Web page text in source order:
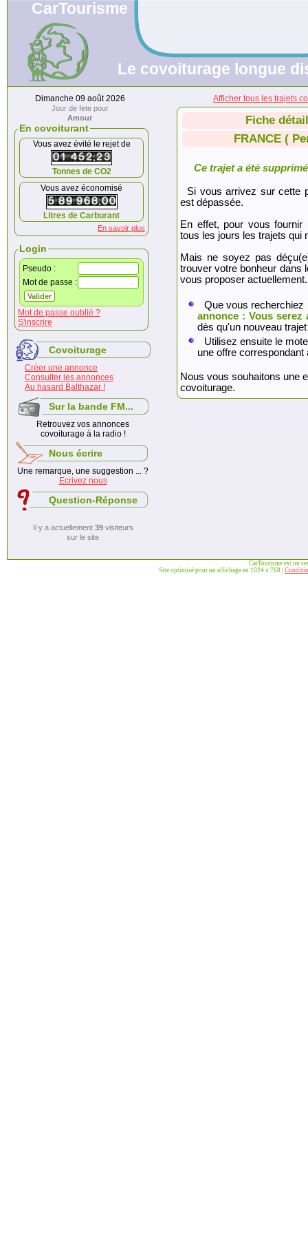
CarTourisme
Le covoiturage longue
Dimanche 09 août 2026
Jour de fete pour
Amour
En covoiturant
Vous avez évité le rejet de
Tonnes de CO2
Vous avez économisé
Litres de Carburant
En savoir plus
Login
Pseudo :
Mot de passe :
Mot de passe oublié ?
S'inscrire
Covoiturage
Créer une annonce
Consulter les annonces
Au hasard Balthazar !
Sur la bande FM...
Retrouvez vos annonces
covoiturage à la radio !
Nous écrire
Une remarque, une suggestion ... ?
Ecrivez nous
Question-Réponse
Il y a actuellement 39visiteurs
sur le site
Afficher tous les trajets
Fiche
FRANCE (
Ce trajet a été
Si vous arrivez sur cette
est dépassée.
En effet, pour vous fournir
tous les jours les trajets qui
Mais ne soyez pas
trouver votre bonheur dans
vous proposer actuellement.
Que vous
annonce : Vous serez
dès qu'un nouveau
Utilisez ensuite le
une offre
Nous vous souhaitons une
covoiturage.
CarTourisme est un
Site optimisé pour un affichage en 1024 x 768 |